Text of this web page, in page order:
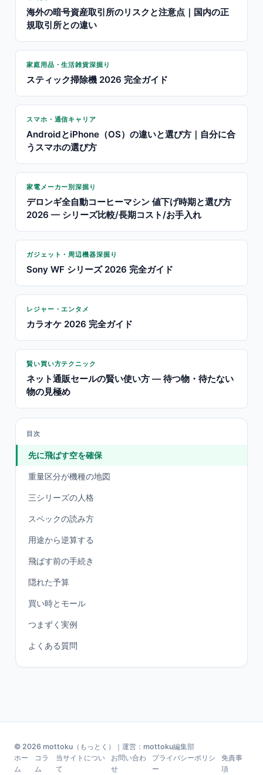
海外の暗号資産取引所のリスクと注意点｜国内の正
規取引所との違い
家庭用品・生活雑貨深掘り
スティック掃除機 2026 完全ガイド
スマホ・通信キャリア
AndroidとiPhone（OS）の違いと選び方｜自分に合
うスマホの選び方
家電メーカー別深掘り
デロンギ全自動コーヒーマシン 値下げ時期と選び方
2026 — シリーズ比較/長期コスト/お手入れ
ガジェット・周辺機器深掘り
Sony WF シリーズ 2026 完全ガイド
レジャー・エンタメ
カラオケ 2026 完全ガイド
賢い買い方テクニック
ネット通販セールの賢い使い方 — 待つ物・待たない
物の見極め
目次
先に飛ばす空を確保
重量区分が機種の地図
三シリーズの人格
スペックの読み方
用途から逆算する
飛ばす前の手続き
隠れた予算
買い時とモール
つまずく実例
よくある質問
© 2026 mottoku（もっとく）｜運営：mottoku編集部
ホー
ム
コラ
ム
当サイトについ
て
お問い合わ
せ
プライバシーポリシ
ー
免責事
項